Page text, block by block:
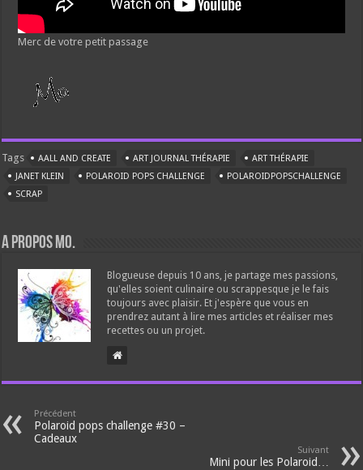
Merc de votre petit passage
Tags AALL AND CREATE ART JOURNAL THÉRAPIE
ART THÉRAPIE
JANET KLEIN
POLAROID POPS CHALLENGE
POLAROIDPOPSCHALLENGE
SCRAP
A propos Mo.
Blogueuse depuis 10 ans, je partage mes passions,
qu'elles soient culinaire ou scrappesque je le fais
toujours avec plaisir. Et j'espère que vous en
prendrez autant à lire mes articles et réaliser mes
recettes ou un projet.
Précédent
Polaroid pops challenge #30 –
Cadeaux
Suivant
Mini pour les Polaroid…